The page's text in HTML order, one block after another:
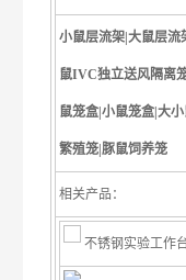
小鼠层流架|大鼠层
鼠IVC独立送风隔离
鼠笼盒|小鼠笼盒|大
繁殖笼|豚鼠饲养笼
相关产品：
不锈钢实验工作